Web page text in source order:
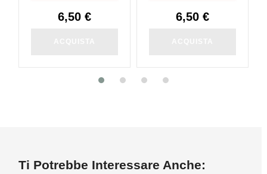
6,50 € 6,50 €
Ti Potrebbe Interessare Anche: